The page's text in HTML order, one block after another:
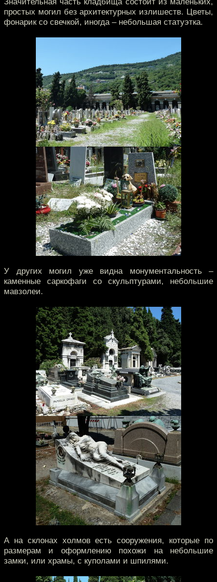
простых могил без архитектурных излишеств. Цветы,
фонарик со свечкой, иногда – небольшая статуэтка.
У других могил уже видна монументальность –
каменные саркофаги со скульптурами, небольшие
мавзолеи.
А на склонах холмов есть сооружения, которые по
размерам и оформлению похожи на небольшие
замки, или храмы, с куполами и шпилями.